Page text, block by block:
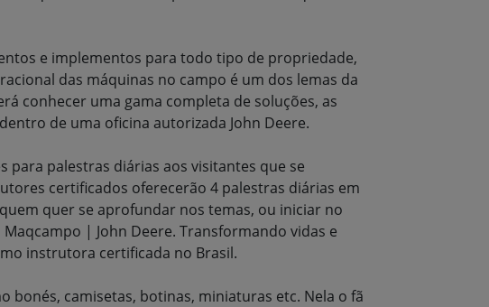
e implementos para todo tipo de propriedade,
das máquinas no campo é um dos lemas da
conhecer uma gama completa de soluções, as
de uma oficina autorizada John Deere.
para palestras diárias aos visitantes que se
certificados oferecerão 4 palestras diárias em
quer se aprofundar nos temas, ou iniciar no
| John Deere. Transformando vidas e
instrutora certificada no Brasil.
bonés, camisetas, botinas, miniaturas etc. Nela o fã